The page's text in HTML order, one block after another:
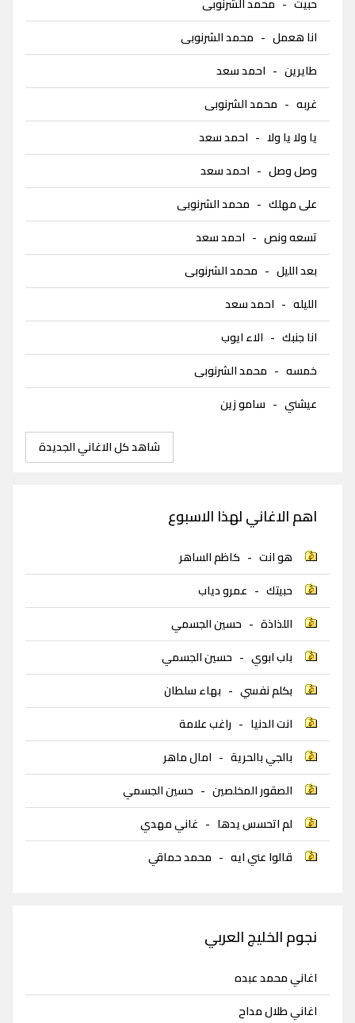
حبيت - محمد الشرنوبى
انا هعمل - محمد الشرنوبى
طايرين - احمد سعد
غربه - محمد الشرنوبى
يا ولا يا ولا - احمد سعد
وصل وصل - احمد سعد
على مهلك - محمد الشرنوبى
تسعه ونص - احمد سعد
بعد الليل - محمد الشرنوبى
الليله - احمد سعد
انا جنبك - الاء ايوب
خمسه - محمد الشرنوبى
عيشني - سامو زين
شاهد كل الاغاني الجديدة
اهم الاغاني لهذا الاسبوع
هو انت - كاظم الساهر
حبيتك - عمرو دياب
اللذاذة - حسين الجسمي
باب ابوي - حسين الجسمي
بكلم نفسي - بهاء سلطان
انت الدنيا - راغب علامة
بالجي بالحرية - امال ماهر
الصقور المخلصين - حسين الجسمي
لم اتحسس يدها - غاني مهدي
قالوا عني ايه - محمد حماقي
نجوم الخليج العربي
اغاني محمد عبده
اغاني طلال مداح